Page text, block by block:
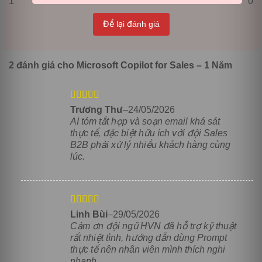
ngay lập tức mà không cần chuyển đổi ứng dụng, đảm
bảo dữ liệu khách hàng luôn được cập nhật theo thời
trên Teams)
Copilot biến mỗi cuộc họp trực tuyến thành một nguồn tài
nguyên chiến lược thông qua các tính năng:
Ghi tóm tắt cuộc họp thông minh (Meeting Recaps):
Để lại đánh giá
2 đánh giá cho Microsoft Copilot for Sales – 1 Năm
Được xếp
hạng55 sao
Trương Thư–24/05/2026
AI tóm tắt họp và soạn email khá sát
thực tế, đặc biệt hữu ích với đội Sales
B2B phải xử lý nhiều khách hàng cùng
lúc.
Được xếp
hạng 55 sao
Linh Bùi–29/05/2026
Cảm ơn đội ngũ HVN đã hỗ trợ kỹ thuật
rất nhiệt tình, hướng dẫn dùng Prompt
thực tế nên nhân viên mình thích nghi